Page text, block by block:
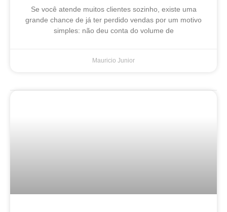
Se você atende muitos clientes sozinho, existe uma
grande chance de já ter perdido vendas por um motivo
simples: não deu conta do volume de
Mauricio Junior